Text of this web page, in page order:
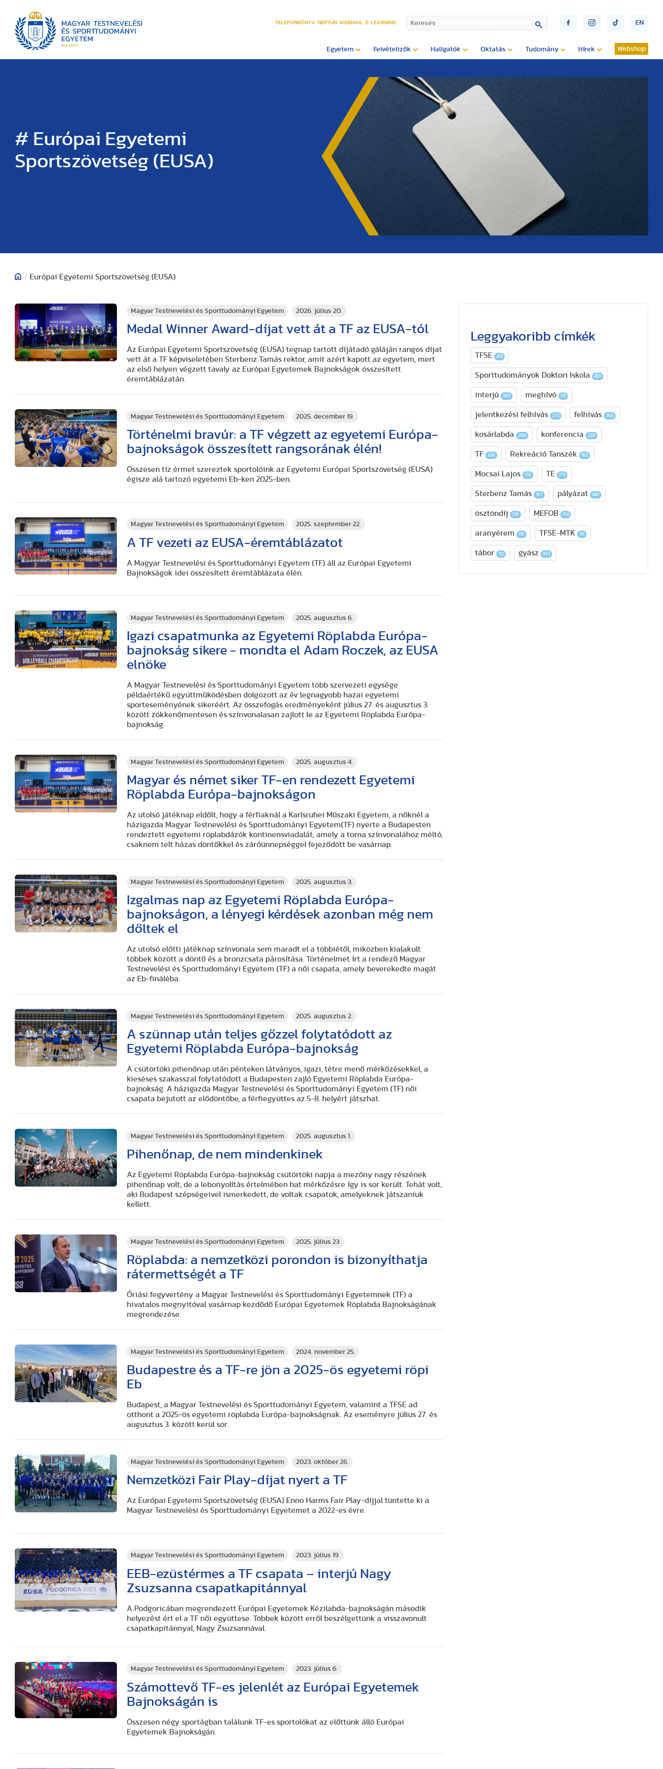
TELEFONKÖNYV NEPTUN WEBMAIL E-LEARNING EN
Egyetem Felvételizők Hallgatók Oktatás Tudomány Hírek Webshop
# Európai Egyetemi
Sportszövetség (EUSA)
/ Európai Egyetemi Sportszövetség (EUSA)
Magyar Testnevelési és Sporttudományi Egyetem 2026. július 20.
Medal Winner Award-díjat vett át a TF az EUSA-tól
Az Európai Egyetemi Sportszövetség (EUSA) tegnap tartott díjátadó gáláján rangos díjat
vett át a TF képviseletében Sterbenz Tamás rektor, amit azért kapott az egyetem, mert
az első helyen végzett tavaly az Európai Egyetemek Bajnokságok összesített
éremtáblázatán.
Magyar Testnevelési és Sporttudományi Egyetem 2025. december 19.
Történelmi bravúr: a TF végzett az egyetemi Európa-
bajnokságok összesített rangsorának élén!
Összesen tíz érmet szereztek sportolóink az Egyetemi Európai Sportszövetség (EUSA)
égisze alá tartozó egyetemi Eb-ken 2025-ben.
Magyar Testnevelési és Sporttudományi Egyetem 2025. szeptember 22.
A TF vezeti az EUSA-éremtáblázatot
A Magyar Testnevelési és Sporttudományi Egyetem (TF) áll az Európai Egyetemi
Bajnokságok idei összesített éremtáblázata élén.
Magyar Testnevelési és Sporttudományi Egyetem 2025. augusztus 6.
Igazi csapatmunka az Egyetemi Röplabda Európa-
bajnokság sikere - mondta el Adam Roczek, az EUSA
elnöke
A Magyar Testnevelési és Sporttudományi Egyetem több szervezeti egysége
példaértékű együttműködésben dolgozott az év legnagyobb hazai egyetemi
sporteseményének sikeréért. Az összefogás eredményeként július 27. és augusztus 3.
között zökkenőmentesen és színvonalasan zajlott le az Egyetemi Röplabda Európa-
bajnokság.
Magyar Testnevelési és Sporttudományi Egyetem 2025. augusztus 4.
Magyar és német siker TF-en rendezett Egyetemi
Röplabda Európa-bajnokságon
Az utolsó játéknap eldőlt, hogy a férfiaknál a Karlsruhei Műszaki Egyetem, a nőknél a
házigazda Magyar Testnevelési és Sporttudományi Egyetem(TF) nyerte a Budapesten
rendeztett egyetemi röplabdázók kontinensviadalát, amely a torna színvonalához méltó,
csaknem telt házas döntőkkel és záróünnepséggel fejeződött be vasárnap.
Magyar Testnevelési és Sporttudományi Egyetem 2025. augusztus 3.
Izgalmas nap az Egyetemi Röplabda Európa-
bajnokságon, a lényegi kérdések azonban még nem
dőltek el
Az utolsó előtti játéknap színvonala sem maradt el a többiétől, miközben kialakult
többek között a döntő és a bronzcsata párosítása. Történelmet írt a rendező Magyar
Testnevelési és Sporttudományi Egyetem (TF) a női csapata, amely beverekedte magát
az Eb-fináléba.
Magyar Testnevelési és Sporttudományi Egyetem 2025. augusztus 2.
A szünnap után teljes gőzzel folytatódott az
Egyetemi Röplabda Európa-bajnokság
A csütörtöki pihenőnap után pénteken látványos, igazi, tétre menő mérkőzésekkel, a
kieséses szakasszal folytatódott a Budapesten zajló Egyetemi Röplabda Európa-
bajnokság. A házigazda Magyar Testnevelési és Sporttudományi Egyetem (TF) női
csapata bejutott az elődöntőbe, a férfiegyüttes az 5-8. helyért játszhat.
Magyar Testnevelési és Sporttudományi Egyetem 2025. augusztus 1.
Pihenőnap, de nem mindenkinek
Az Egyetemi Röplabda Európa-bajnokság csütörtöki napja a mezőny nagy részének
pihenőnap volt, de a lebonyolítás értelmében hat mérkőzésre így is sor került. Tehát volt,
aki Budapest szépségeivel ismerkedett, de voltak csapatok, amelyeknek játszaniuk
kellett.
Magyar Testnevelési és Sporttudományi Egyetem 2025. július 23.
Röplabda: a nemzetközi porondon is bizonyíthatja
rátermettségét a TF
Óriási fegyvertény a Magyar Testnevelési és Sporttudományi Egyetemnek (TF) a
hivatalos megnyitóval vasárnap kezdődő Európai Egyetemek Röplabda Bajnokságának
megrendezése.
Magyar Testnevelési és Sporttudományi Egyetem 2024. november 25.
Budapestre és a TF-re jön a 2025-ös egyetemi röpi
Eb
Budapest, a Magyar Testnevelési és Sporttudományi Egyetem, valamint a TFSE ad
otthont a 2025-ös egyetemi röplabda Európa-bajnokságnak. Az eseményre július 27. és
augusztus 3. között kerül sor.
Magyar Testnevelési és Sporttudományi Egyetem 2023. október 26.
Nemzetközi Fair Play-díjat nyert a TF
Az Európai Egyetemi Sportszövetség (EUSA) Enno Harms Fair Play-díjjal tüntette ki a
Magyar Testnevelési és Sporttudományi Egyetemet a 2022-es évre.
Magyar Testnevelési és Sporttudományi Egyetem 2023. július 19.
EEB-ezüstérmes a TF csapata – interjú Nagy
Zsuzsanna csapatkapitánnyal
A Podgoricában megrendezett Európai Egyetemek Kézilabda-bajnokságán második
helyezést ért el a TF női együttese. Többek között erről beszélgettünk a visszavonult
csapatkapitánnyal, Nagy Zsuzsannával.
Magyar Testnevelési és Sporttudományi Egyetem 2023. július 6.
Számottevő TF-es jelenlét az Európai Egyetemek
Bajnokságán is
Összesen négy sportágban találunk TF-es sportolókat az előttünk álló Európai
Egyetemek Bajnokságán.
Leggyakoribb címkék
TFSE 413
Sporttudományok Doktori Iskola 401
interjú 393 meghívó 311
jelentkezési felhívás 273 felhívás 265
kosárlabda 250 konferencia 228
TF 226 Rekreáció Tanszék 183
Mocsai Lajos 176 TE 173
Sterbenz Tamás 167 pályázat 140
ösztöndíj 139 MEFOB 124
aranyérem 116 TFSE-MTK 115
tábor 112 gyász 103